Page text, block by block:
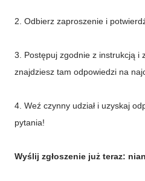
2. Odbierz zaproszenie i
3. Postępuj zgodnie z instrukcją i
znajdziesz tam odpowiedzi na
4. Weź czynny udział i uzyskaj
pytania!
Wyślij zgłoszenie już teraz: